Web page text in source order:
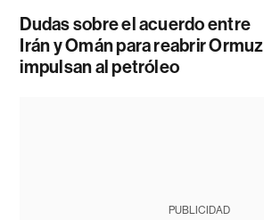
Dudas sobre el acuerdo entre
Irán y Omán para reabrir Ormuz
impulsan al petróleo
PUBLICIDAD